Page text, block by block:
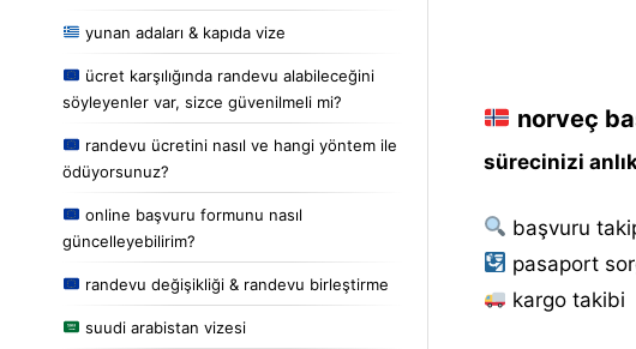
yunan adaları & kapıda vize
ücret karşılığında randevu alabileceğini
söyleyenler var, sizce güvenilmeli mi?
randevu ücretini nasıl ve hangi yöntem ile
ödüyorsunuz?
online başvuru formunu nasıl
güncelleyebilirim?
randevu değişikliği & randevu birleştirme
suudi arabistan vizesi
norveç
sürecinizi
başvuru
pasaport
kargo takibi